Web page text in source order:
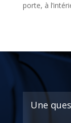
porte, à
Une